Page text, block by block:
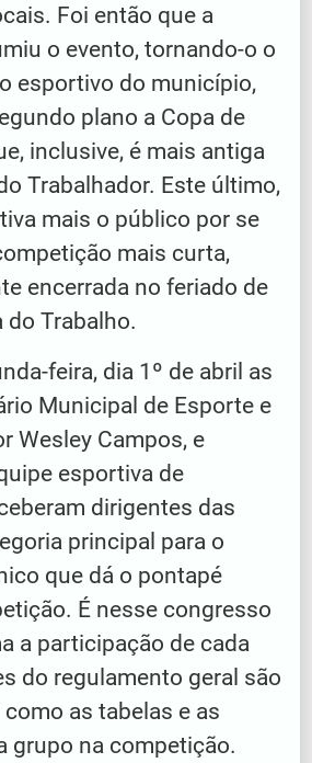
Foi então que a
o evento, tornando-o o
esportivo do município,
plano a Copa de
inclusive, é mais antiga
Trabalhador. Este último,
mais o público por se
mais curta,
encerrada no feriado de
do Trabalho.
feira, dia 1º de abril as
Municipal de Esporte e
Wesley Campos, e
esportiva de
dirigentes das
principal para o
que dá o pontapé
É nesse congresso
a participação de cada
do regulamento geral são
as tabelas e as
grupo na competição.